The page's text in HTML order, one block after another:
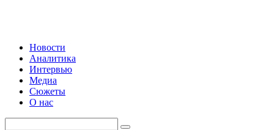
Новости
Аналитика
Интервью
Медиа
Сюжеты
О нас